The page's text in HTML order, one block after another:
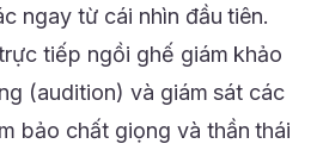
ngay từ cái nhìn đầu tiên.
tiếp ngồi ghế giám khảo
(audition) và giám sát các
bảo chất giọng và thần thái